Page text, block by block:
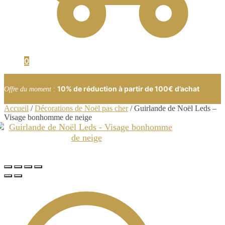
0
Offre du moment : 10% de réduction à partir de 100€ d’achat
Accueil /Décorations de Noël pas cher/Guirlande de Noël Leds –
Visage bonhomme de neige